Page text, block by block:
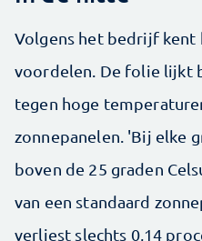
Volgens het bedrijf
voordelen. De folie lijkt
tegen hoge
zonnepanelen. 'Bij elke
boven de 25 graden
van een standaard
verliest slechts 0,14